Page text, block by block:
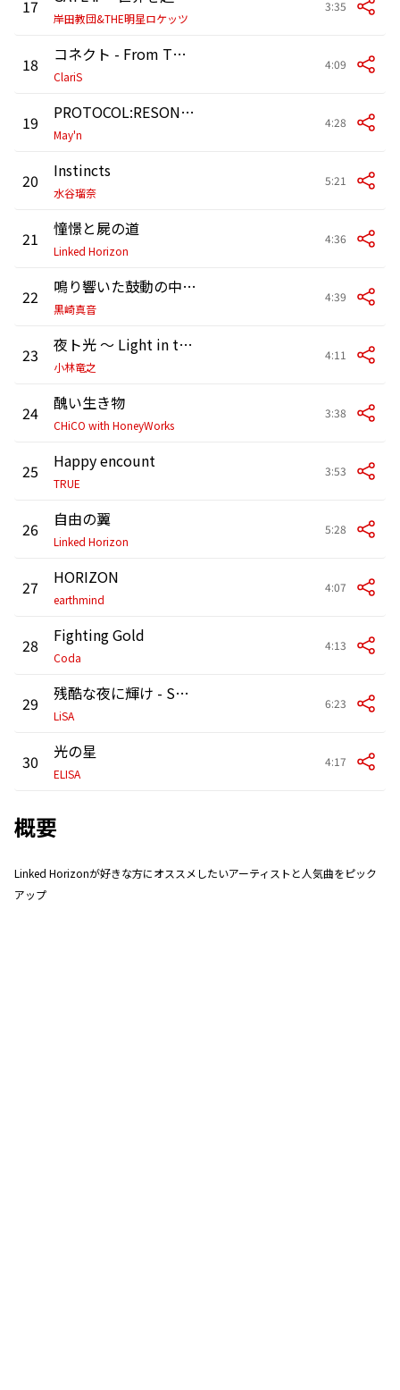
17
岸田教団&THE明星ロケッツ
3:35
18 コネクト - From THE FIRST TAKE
ClariS
4:09
19 PROTOCOL:RESONANCE
May'n
4:28
20 Instincts
水谷瑠奈
5:21
21 憧憬と屍の道
Linked Horizon
4:36
22 鳴り響いた鼓動の中で、僕は静寂を聴く
黒崎真音
4:39
23 夜ト光 ～ Light in the Night
小林竜之
4:11
24 醜い生き物
CHiCO with HoneyWorks
3:38
25 Happy encount
TRUE
3:53
26 自由の翼
Linked Horizon
5:28
27 HORIZON
earthmind
4:07
28 Fighting Gold
Coda
4:13
29 残酷な夜に輝け - Shine in the Cruel Night
LiSA
6:23
30 光の星
ELISA
4:17
概要
Linked Horizonが好きな方にオススメしたいアーティストと人気曲をピック
アップ